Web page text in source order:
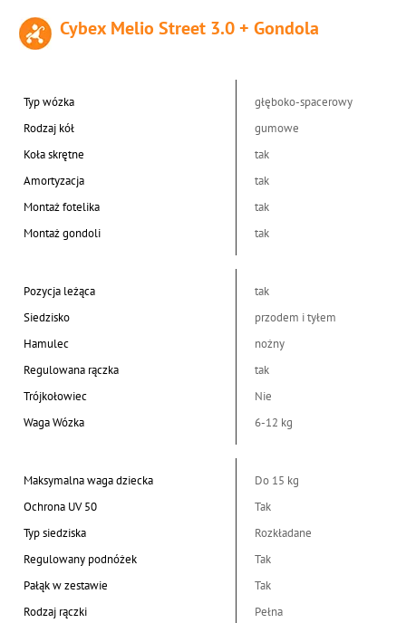
Cybex Melio Street 3.0 + Gondola
Typ wózka
głęboko-spacerowy
Rodzaj kół
gumowe
Koła skrętne
tak
Amortyzacja
tak
Montaż fotelika
tak
Montaż gondoli
tak
Pozycja leżąca
tak
Siedzisko
przodem i tyłem
Hamulec
nożny
Regulowana rączka
tak
Trójkołowiec
Nie
Waga Wózka
6-12 kg
Maksymalna waga dziecka
Do 15 kg
Ochrona UV 50
Tak
Typ siedziska
Rozkładane
Regulowany podnóżek
Tak
Pałąk w zestawie
Tak
Rodzaj rączki
Pełna